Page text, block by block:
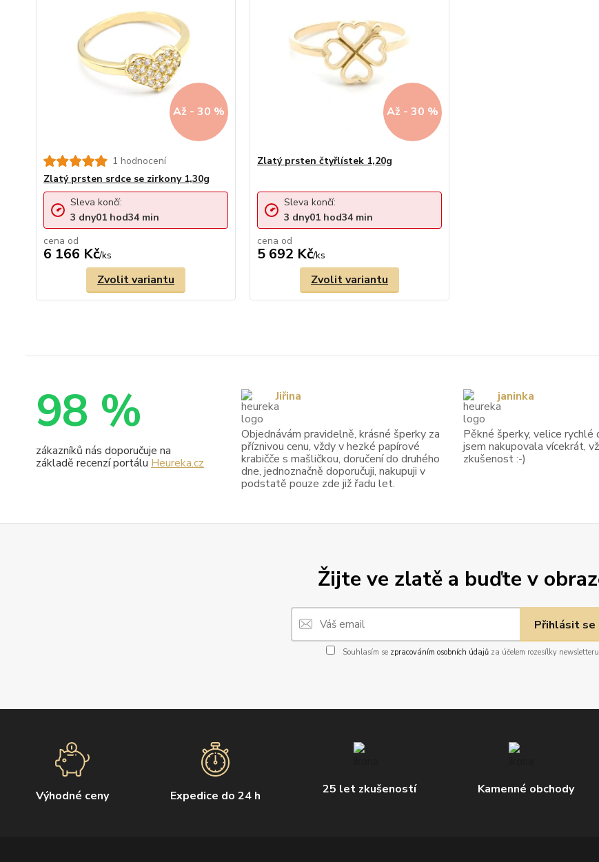
Až - 30 %
1 hodnocení
Zlatý prsten srdce se zirkony 1,30g
cena od
6 166 Kč/ks
Sleva končí:
3 dny01 hod34 min
Zvolit variantu
Až - 30 %
Zlatý prsten čtyřlístek 1,20g
cena od
5 692 Kč/ks
Sleva končí:
3 dny01 hod34 min
Zvolit variantu
Žijte ve zlatě a buďte v
Přihlásit se
Souhlasím se zpracováním osobních údajůza účelem rozesílky
Výhodné ceny Expedice do 24 h 25 let zkušeností Kamenné obchody
98 %
zákazníků nás doporučuje na
základě recenzí portálu Heureka.cz
Objednávám pravidelně, krásné šperky za
příznivou cenu, vždy v hezké papírové
krabičče s mašličkou, doručení do druhého
dne, jednoznačně doporučuji, nakupuji v
podstatě pouze zde již řadu let.
Jiřina
Pěkné šperky, velice rychlé
jsem nakupovala vícekrát,
zkušenost :-)
janinka